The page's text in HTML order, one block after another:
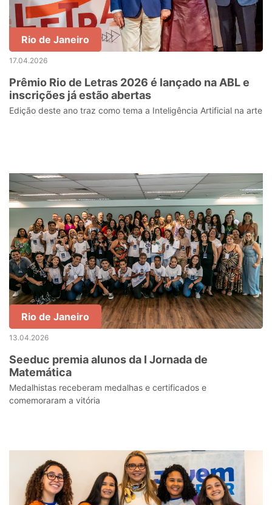
Rio de Janeiro
17.04.2026
Prêmio Rio de Letras 2026 é lançado na ABL e
inscrições já estão abertas
Edição deste ano traz como tema a Inteligência Artificial na arte
Rio de Janeiro
13.04.2026
Seeduc premia alunos da I Jornada de
Matemática
Medalhistas receberam medalhas e certificados e
comemoraram a vitória